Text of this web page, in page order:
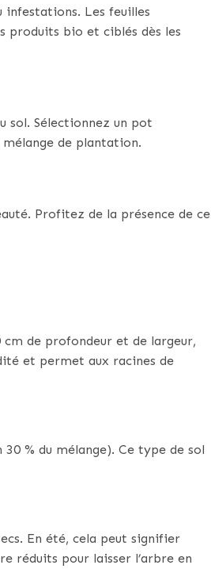
Les feuilles
produits bio et ciblés dès les
sol. Sélectionnez un pot
de plantation.
Profitez de la présence de ce
de profondeur et de largeur,
et permet aux racines de
% du mélange). Ce type de sol
En été, cela peut signifier
réduits pour laisser l’arbre en